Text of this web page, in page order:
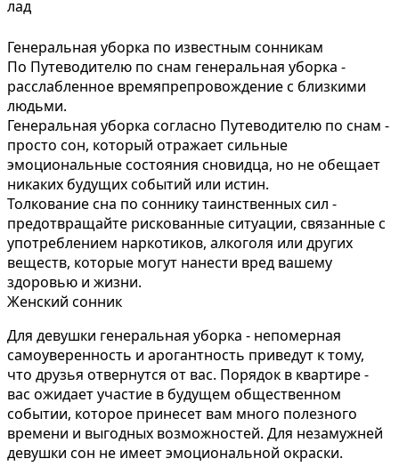
лад
Генеральная уборка по известным сонникам
По Путеводителю по снам генеральная уборка -
расслабленное времяпрепровождение с близкими
людьми.
Генеральная уборка согласно Путеводителю по снам -
просто сон, который отражает сильные
эмоциональные состояния сновидца, но не обещает
никаких будущих событий или истин.
Толкование сна по соннику таинственных сил -
предотвращайте рискованные ситуации, связанные с
употреблением наркотиков, алкоголя или других
веществ, которые могут нанести вред вашему
здоровью и жизни.
Женский сонник
Для девушки генеральная уборка - непомерная
самоуверенность и арогантность приведут к тому,
что друзья отвернутся от вас. Порядок в квартире -
вас ожидает участие в будущем общественном
событии, которое принесет вам много полезного
времени и выгодных возможностей. Для незамужней
девушки сон не имеет эмоциональной окраски.